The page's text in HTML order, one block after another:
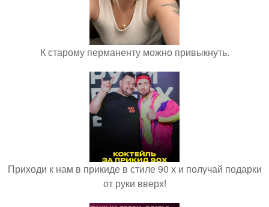
К старому перманенту можно привыкнуть.
Приходи к нам в прикиде в стиле 90 х и получай подарки
от руки вверх!